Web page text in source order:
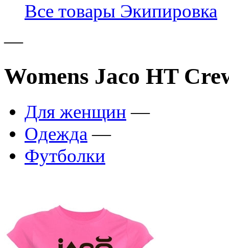
Все товары Экипировка
—
Womens Jaco HT
Для женщин —
Одежда —
Футболки